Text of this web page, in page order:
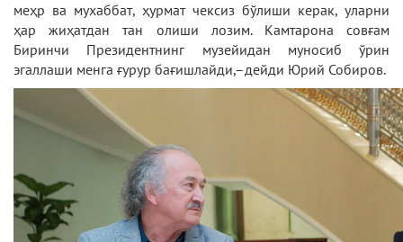
меҳр ва мухаббат, ҳурмат чексиз бўлиши керак, уларни
ҳар жиҳатдан тан олиши лозим. Камтарона совғам
Биринчи Президентнинг музейидан муносиб ўрин
эгаллаши менга ғурур бағишлайди,–дейди Юрий Собиров.